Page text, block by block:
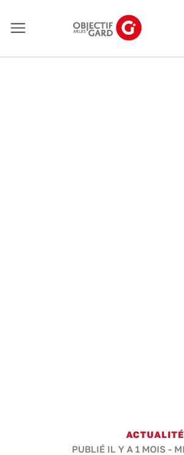
PUBLIÉ IL Y A 1 MOIS -